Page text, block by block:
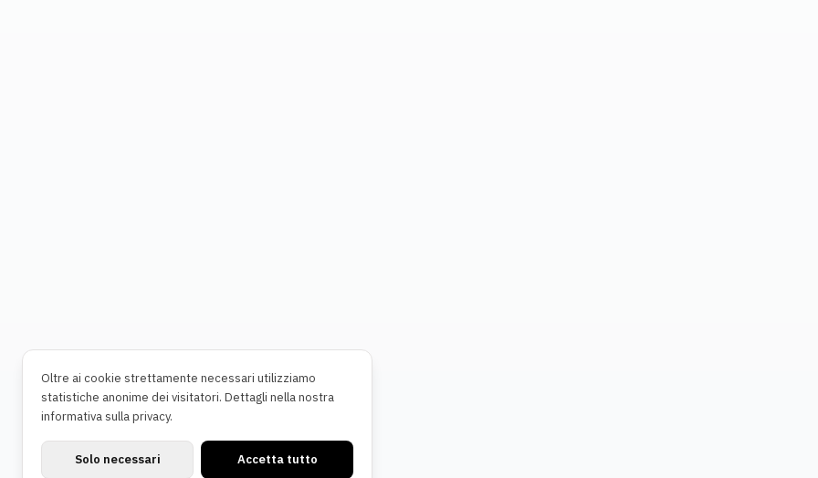
Oltre ai cookie strettamente necessari utilizziamo
statistiche anonime dei visitatori. Dettagli nella nostra
informativa sulla privacy.
Solo necessari Accetta tutto